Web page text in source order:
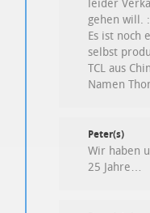
leider
gehen will.
Es ist noch
selbst
TCL aus
Namen
Peter(s)
Wir haben
25 Jahre…